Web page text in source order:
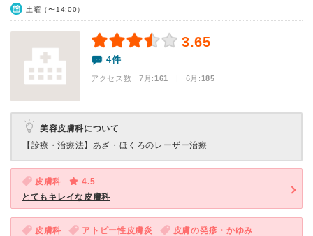
土曜（〜14:00）
3.65
4件
アクセス数 7月:161 | 6月:185
美容皮膚科について
【診療・治療法】 あざ・ほくろのレーザー治療
皮膚科
4.5
とてもキレイな皮膚科
皮膚科 アトピー性皮膚炎
皮膚の発疹・かゆみ